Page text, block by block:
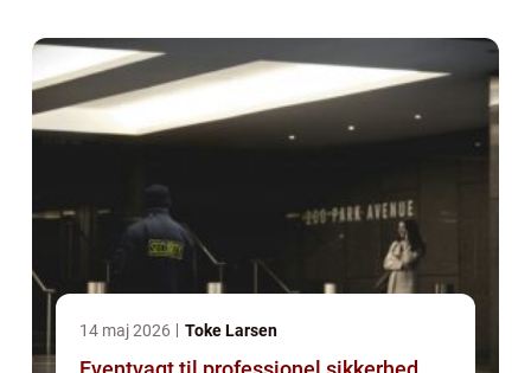
14 maj 2026 Toke Larsen